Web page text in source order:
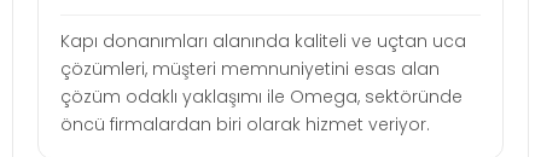
Kapı donanımları alanında kaliteli ve uçtan uca
çözümleri, müşteri memnuniyetini esas alan
çözüm odaklı yaklaşımı ile Omega, sektöründe
öncü firmalardan biri olarak hizmet veriyor.